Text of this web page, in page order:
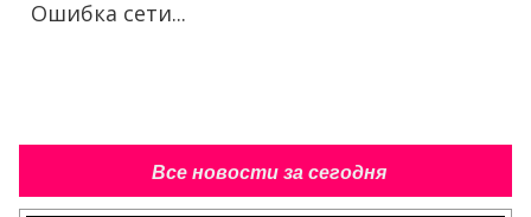
Ошибка сети...
Все новости за сегодня